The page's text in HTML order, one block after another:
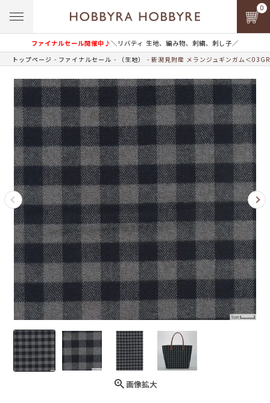
ファイナルセール開催中♪＼リバティ 生地、編み物、刺繍、刺し子／
0
トップページ ファイナルセール （生地） 新潟見附産 メランジュギンガム＜
画像拡大